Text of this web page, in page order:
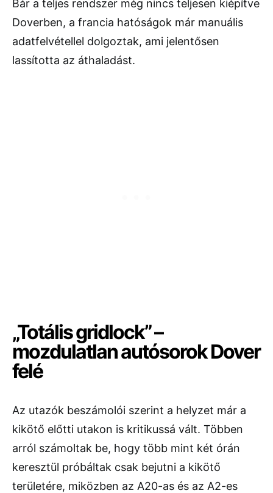
Bár a teljes rendszer még nincs teljesen kiépítve
Doverben, a francia hatóságok már manuális
adatfelvétellel dolgoztak, ami jelentősen
lassította az áthaladást.
„Totális gridlock” –
mozdulatlan autósorok Dover
felé
Az utazók beszámolói szerint a helyzet már a
kikötő előtti utakon is kritikussá vált. Többen
arról számoltak be, hogy több mint két órán
keresztül próbáltak csak bejutni a kikötő
területére, miközben az A20-as és az A2-es